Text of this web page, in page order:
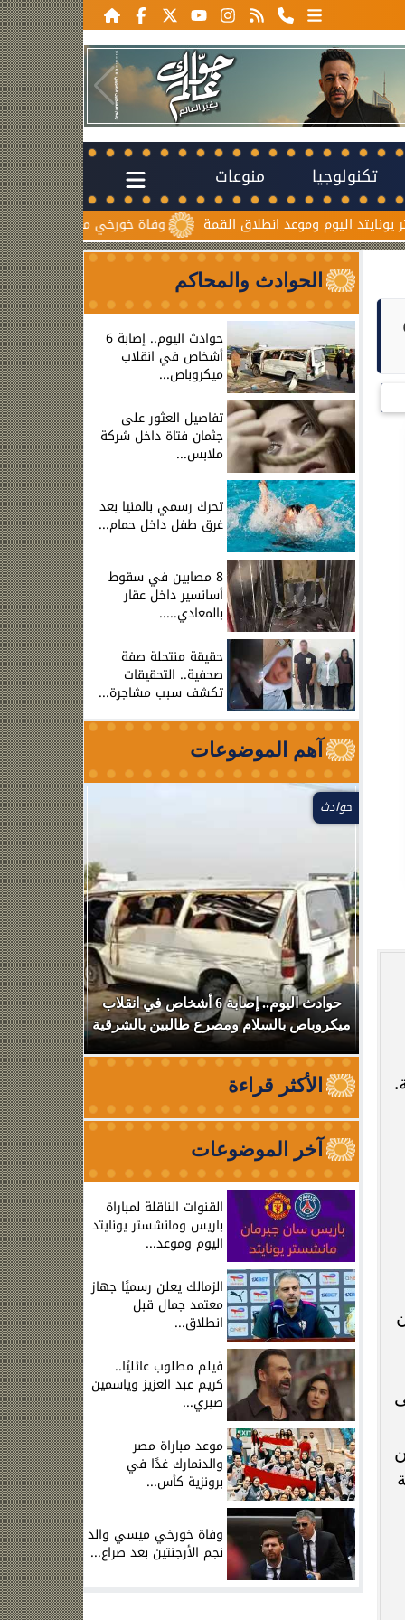
تكنولوجيا منوعات
وفاة خورخي ميسي والد نجم وموعد انطلاق القمة
الحوادث والمحاكم
حوادث اليوم.. إصابة 6
أشخاص في انقلاب
ميكروباص...
تفاصيل العثور على
جثمان فتاة داخل شركة
ملابس...
تحرك رسمي بالمنيا بعد
غرق طفل داخل حمام...
8 مصابين في سقوط
أسانسير داخل عقار
بالمعادي.....
حقيقة منتحلة صفة
صحفية.. التحقيقات
تكشف سبب مشاجرة...
آهم الموضوعات
حوادث
حوادث اليوم.. إصابة 6 أشخاص في انقلاب
ميكروباص بالسلام ومصرع طالبين بالشرقية
استهداف
الأكثر قراءة
آخر الموضوعات
القنوات الناقلة لمباراة
باريس ومانشستر يونايتد
اليوم وموعد...
الزمالك يعلن رسميًا جهاز
معتمد جمال قبل
انطلاق...
فيلم مطلوب عائليًا..
كريم عبد العزيز وياسمين
صبري...
موعد مباراة مصر
والدنمارك غدًا في
برونزية كأس...
وفاة خورخي ميسي والد
نجم الأرجنتين بعد صراع...